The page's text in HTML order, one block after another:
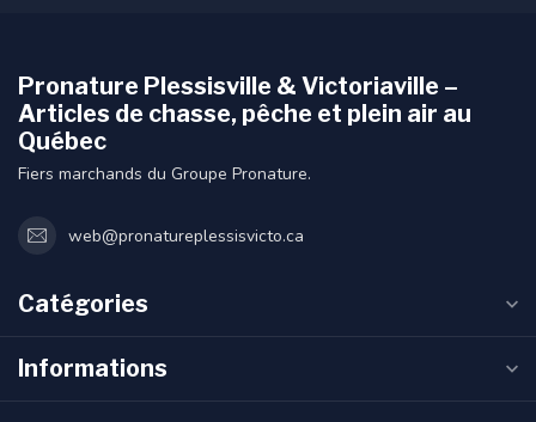
Pronature Plessisville & Victoriaville –
Articles de chasse, pêche et plein air au
Québec
Fiers marchands du Groupe Pronature.
web@pronatureplessisvicto.ca
Catégories
Informations